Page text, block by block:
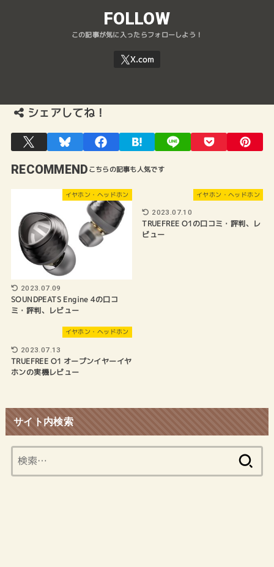
FOLLOW
シェアしてね！
RECOMMEND
イヤホン・ヘッドホン
2023.07.09
SOUNDPEATS Engine 4の口コ
ミ・評判、レビュー
イヤホン・ヘッドホン
2023.07.10
TRUEFREE O1の口コミ・評判、レ
ビュー
イヤホン・ヘッドホン
2023.07.13
TRUEFREE O1 オープンイヤーイヤ
ホンの実機レビュー
サイト内検索
索: